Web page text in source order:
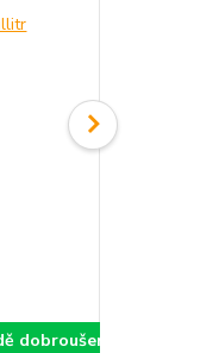
dobroušení: text,